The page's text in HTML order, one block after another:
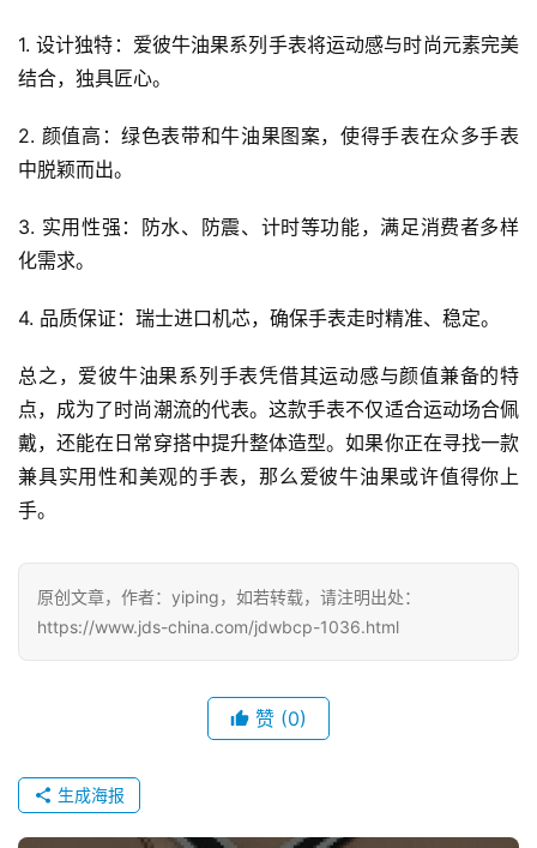
表
问
答
1. 设计独特：爱彼牛油果系列手表将运动感与时尚元素完美
结合，独具匠心。
2. 颜值高：绿色表带和牛油果图案，使得手表在众多手表
中脱颖而出。
3. 实用性强：防水、防震、计时等功能，满足消费者多样
化需求。
4. 品质保证：瑞士进口机芯，确保手表走时精准、稳定。
总之，爱彼牛油果系列手表凭借其运动感与颜值兼备的特
点，成为了时尚潮流的代表。这款手表不仅适合运动场合佩
戴，还能在日常穿搭中提升整体造型。如果你正在寻找一款
兼具实用性和美观的手表，那么爱彼牛油果或许值得你上
手。
原创文章，作者：yiping，如若转载，请注明出处：
https://www.jds-china.com/jdwbcp-1036.html
赞 (0)
生成海报